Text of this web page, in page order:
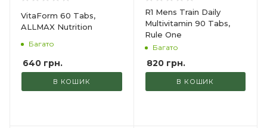
VitaForm 60 Tabs,
ALLMAX Nutrition
Багато
640 грн.
В КОШИК
R1 Mens Train Daily
Multivitamin 90 Tabs,
Rule One
Багато
820грн.
В КОШИК